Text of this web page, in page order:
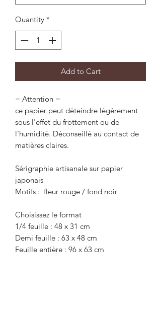
Quantity *
Add to Cart
= Attention =
ce papier peut déteindre légèrement
sous l'effet du frottement ou de
l'humidité. Déconseillé au contact de
matières claires.
Sérigraphie artisanale sur papier
japonais
Motifs : fleur rouge / fond noir
Choisissez le format
1/4 feuille : 48 x 31 cm
Demi feuille : 63 x 48 cm
Feuille entière : 96 x 63 cm